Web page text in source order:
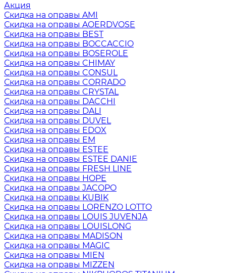
Акция
Скидка на оправы AMI
Скидка на оправы AOERDVOSE
Скидка на оправы BEST
Скидка на оправы BOCCACCIO
Скидка на оправы BOSEROLE
Скидка на оправы CHIMAY
Скидка на оправы CONSUL
Скидка на оправы CORRADO
Скидка на оправы CRYSTAL
Скидка на оправы DACCHI
Скидка на оправы DALI
Скидка на оправы DUVEL
Скидка на оправы EDOX
Скидка на оправы EM
Скидка на оправы ESTEE
Скидка на оправы ESTEE DANIE
Скидка на оправы FRESH LINE
Скидка на оправы HOPE
Скидка на оправы JACOPO
Скидка на оправы KUBIK
Скидка на оправы LORENZO LOTTO
Скидка на оправы LOUIS JUVENJA
Скидка на оправы LOUISLONG
Скидка на оправы MADISON
Скидка на оправы MAGIC
Скидка на оправы MIEN
Скидка на оправы MIZZEN